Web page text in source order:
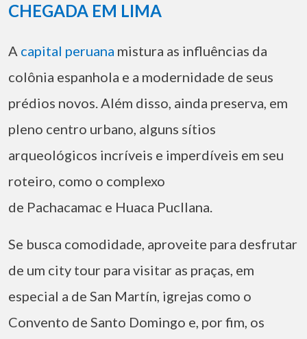
CHEGADA EM LIMA
A capital peruana mistura as influências da
colônia espanhola e a modernidade de seus
prédios novos. Além disso, ainda preserva, em
pleno centro urbano, alguns sítios
arqueológicos incríveis e imperdíveis em seu
roteiro, como o complexo
de Pachacamac e Huaca Pucllana.
Se busca comodidade, aproveite para desfrutar
de um city tour para visitar as praças, em
especial a de San Martín, igrejas como o
Convento de Santo Domingo e, por fim, os